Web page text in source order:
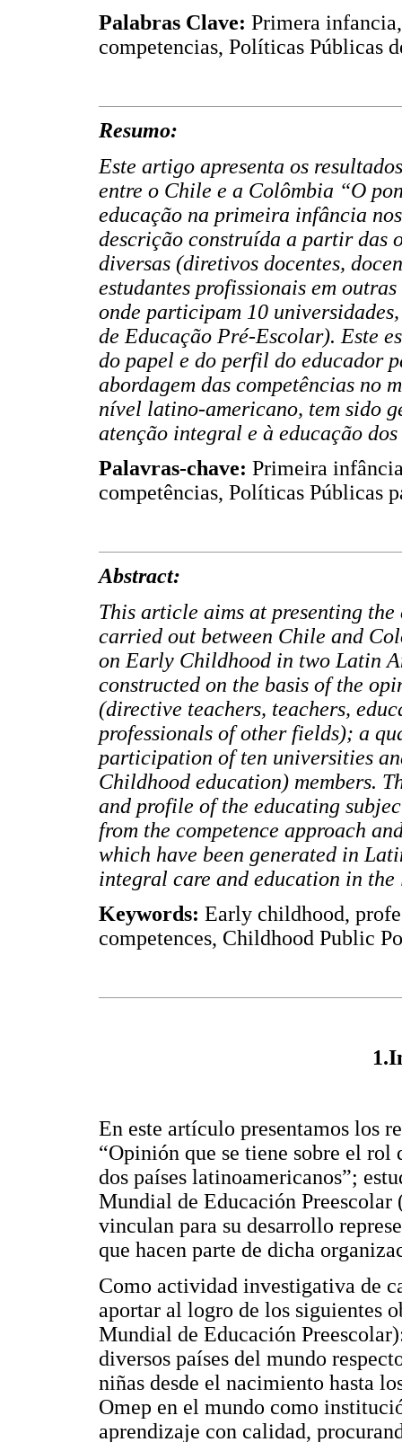
Palabras Clave: Primera
competencias, Políticas Públicas
Resumo:
Este artigo apresenta os
entre o Chile e a Colômbia “O
educação na primeira infância
descrição construída a partir das
diversas (diretivos docentes,
estudantes profissionais em
onde participam 10
de Educação Pré-Escolar). Este
do papel e do perfil do educador
abordagem das competências no
nível latino-americano, tem sido
atenção integral e à educação
Palavras-chave: Primeira
competências, Políticas Públicas
Abstract:
This article aims at presenting
carried out between Chile and
on Early Childhood in two Latin
constructed on the basis of the
(directive teachers, teachers,
professionals of other fields); a
participation of ten universities
Childhood education) members.
and profile of the educating
from the competence approach
which have been generated in
integral care and education in the
Keywords: Early childhood,
competences, Childhood Public
En este artículo presentamos los
“Opinión que se tiene sobre el
dos países latinoamericanos”;
Mundial de Educación
vinculan para su desarrollo
que hacen parte de dicha
Como actividad investigativa de
aportar al logro de los siguientes
Mundial de Educación
diversos países del mundo
niñas desde el nacimiento hasta
Omep en el mundo como
aprendizaje con calidad,